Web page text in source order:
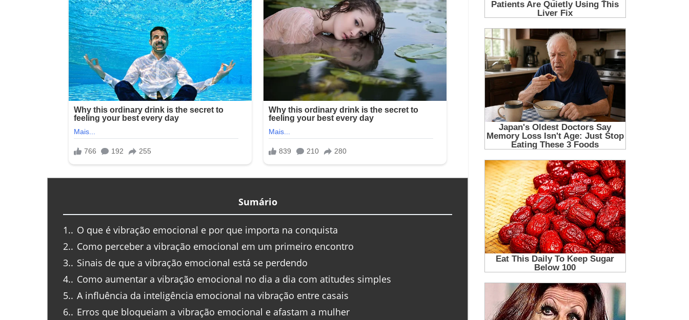
Sumário
1. O que é vibração emocional e por que importa na conquista
2. Como perceber a vibração emocional em um primeiro encontro
3. Sinais de que a vibração emocional está se perdendo
4. Como aumentar a vibração emocional no dia a dia com atitudes simples
5. A influência da inteligência emocional na vibração entre casais
6. Erros que bloqueiam a vibração emocional e afastam a mulher